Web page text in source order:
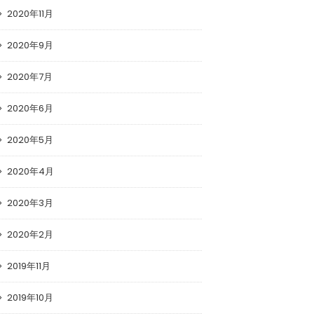
2020年11月
2020年9月
2020年7月
2020年6月
2020年5月
2020年4月
2020年3月
2020年2月
2019年11月
2019年10月